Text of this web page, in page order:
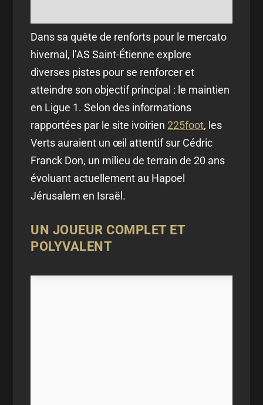
Dans sa quête de renforts pour le mercato
hivernal, l’AS Saint-Étienne explore
diverses pistes pour se renforcer et
atteindre son objectif principal : le maintien
en Ligue 1. Selon des informations
rapportées par le site ivoirien 225foot, les
Verts auraient un œil attentif sur Cédric
Franck Don, un milieu de terrain de 20 ans
évoluant actuellement au Hapoel
Jérusalem en Israël.
UN JOUEUR COMPLET ET
POLYVALENT